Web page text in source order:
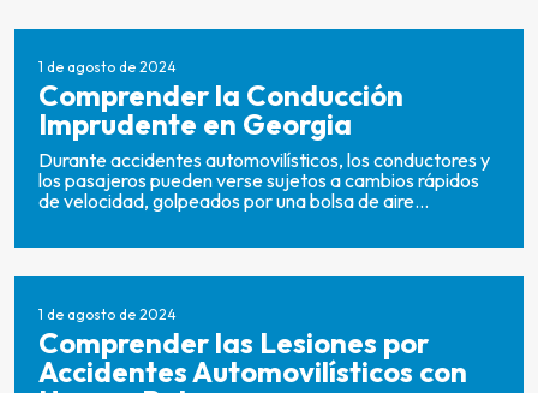
1 de agosto de 2024
Comprender la Conducción
Imprudente en Georgia
Durante accidentes automovilísticos, los conductores y
los pasajeros pueden verse sujetos a cambios rápidos
de velocidad, golpeados por una bolsa de aire...
1 de agosto de 2024
Comprender las Lesiones por
Accidentes Automovilísticos con